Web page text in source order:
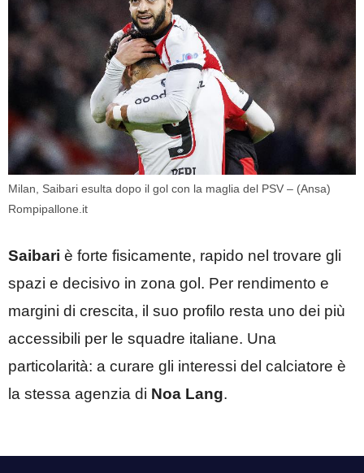
Milan, Saibari esulta dopo il gol con la maglia del PSV – (Ansa)
Rompipallone.it
Saibari è forte fisicamente, rapido nel trovare gli
spazi e decisivo in zona gol. Per rendimento e
margini di crescita, il suo profilo resta uno dei più
accessibili per le squadre italiane. Una
particolarità: a curare gli interessi del calciatore è
la stessa agenzia di Noa Lang.